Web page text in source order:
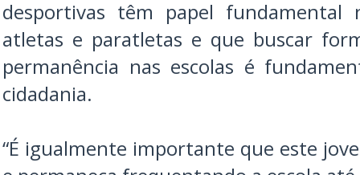
desportivas têm papel fundamental
atletas e paratletas e que buscar
permanência nas escolas é
cidadania.
“É igualmente importante que este